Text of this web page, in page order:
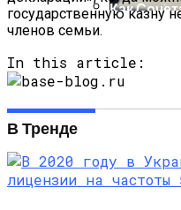
Как
Делится
государственную казну
членов семьи.
In this article:
В Тренде